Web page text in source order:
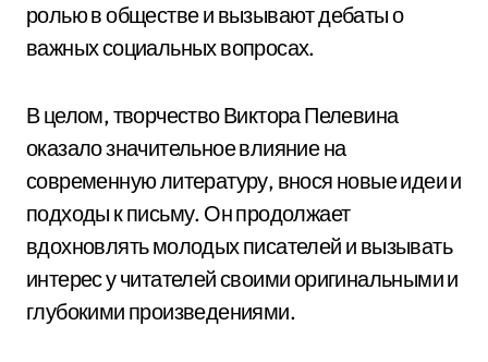
ролью в обществе и вызывают дебаты о
важных социальных вопросах.
В целом, творчество Виктора Пелевина
оказало значительное влияние на
современную литературу, внося новые идеи и
подходы к письму. Он продолжает
вдохновлять молодых писателей и вызывать
интерес у читателей своими оригинальными и
глубокими произведениями.